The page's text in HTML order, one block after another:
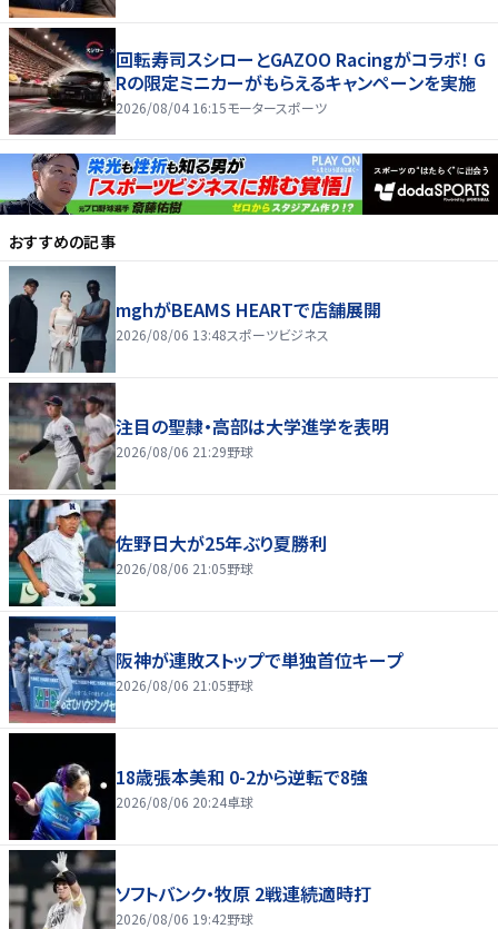
回転寿司スシローとGAZOO Racingがコラボ！ G
Rの限定ミニカーがもらえるキャンペーンを実施
2026/08/04 16:15モータースポーツ
おすすめの記事
mghがBEAMS HEARTで店舗展開
2026/08/06 13:48スポーツビジネス
注目の聖隷・高部は大学進学を表明
2026/08/06 21:29野球
佐野日大が25年ぶり夏勝利
2026/08/06 21:05野球
阪神が連敗ストップで単独首位キープ
2026/08/06 21:05野球
18歳張本美和 0-2から逆転で8強
2026/08/06 20:24卓球
ソフトバンク・牧原 2戦連続適時打
2026/08/06 19:42野球